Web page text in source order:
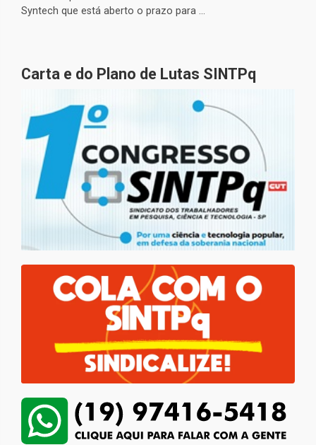
Syntech que está aberto o prazo para ...
Carta e do Plano de Lutas SINTPq